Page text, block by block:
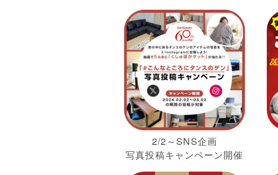
2/2～SNS企画
写真投稿キャンペーン開催